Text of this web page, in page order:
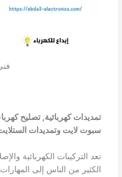
تمديدات كهربائية, تصليح
سبوت لايت وتمديدات
تعد التركيبات الكهربائية
الكثير من الناس إلى